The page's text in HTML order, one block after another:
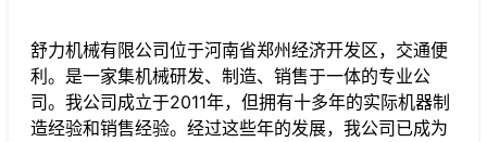
舒力机械有限公司位于河南省郑州经济开发区，交通便
利。是一家集机械研发、制造、销售于一体的专业公
司。我公司成立于2011年，但拥有十多年的实际机器制
造经验和销售经验。经过这些年的发展，我公司已成为